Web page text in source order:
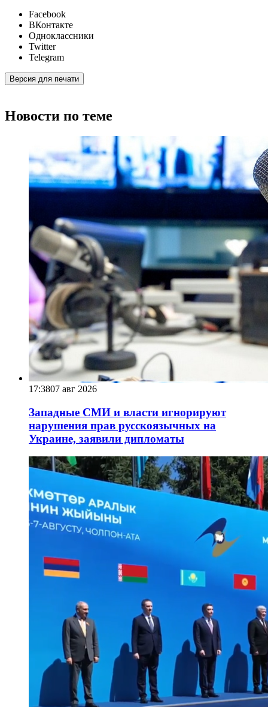
Facebook
ВКонтакте
Одноклассники
Twitter
Telegram
Версия для печати
Новости по теме
17:3807 авг 2026
Западные СМИ и власти игнорируют
нарушения прав русскоязычных на
Украине, заявили дипломаты